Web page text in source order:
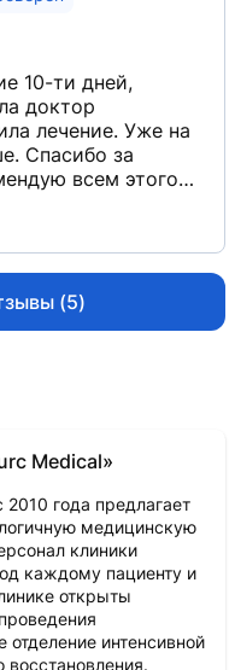
10-ти дней,
доктор
лечение. Уже на
Спасибо за
всем этого
(5)
Medical»
года предлагает
медицинскую
клиники
каждому пациенту и
открыты
интенсивной
восстановления.